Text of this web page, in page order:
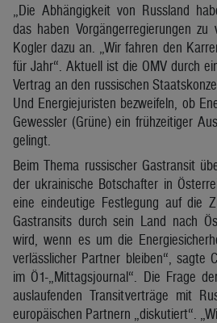
„Die Abhängigkeit von Russland
das haben Vorgängerregierungen zu
Kogler dazu an. „Wir fahren den
für Jahr“. Aktuell ist die OMV durch
Vertrag an den russischen
Und Energiejuristen bezweifeln, ob
Gewessler (Grüne) ein frühzeitiger
gelingt.
Beim Thema russischer Gastransit
der ukrainische Botschafter in
eine eindeutige Festlegung auf die
Gastransits durch sein Land nach
wird, wenn es um die
verlässlicher Partner bleiben“, sagte
im Ö1-„Mittagsjournal“. Die Frage
auslaufenden Transitverträge mit
europäischen Partnern „diskutiert“.